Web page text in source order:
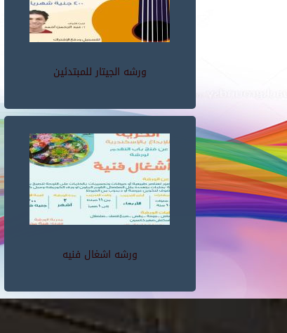
ورشه الجيتار للمبتدئين
ورشه اشغال فنيه